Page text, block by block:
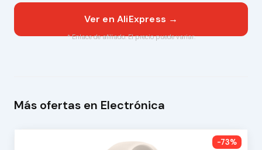
Ver en AliExpress →
* Enlace de afiliado. El precio puede variar.
Más ofertas en Electrónica
-73%